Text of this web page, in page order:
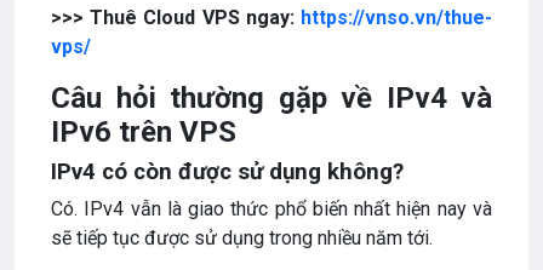
>>> Thuê Cloud VPS ngay: https://vnso.vn/thue-
vps/
Câu hỏi thường gặp về IPv4 và
IPv6 trên VPS
IPv4 có còn được sử dụng không?
Có. IPv4 vẫn là giao thức phổ biến nhất hiện nay và
sẽ tiếp tục được sử dụng trong nhiều năm tới.